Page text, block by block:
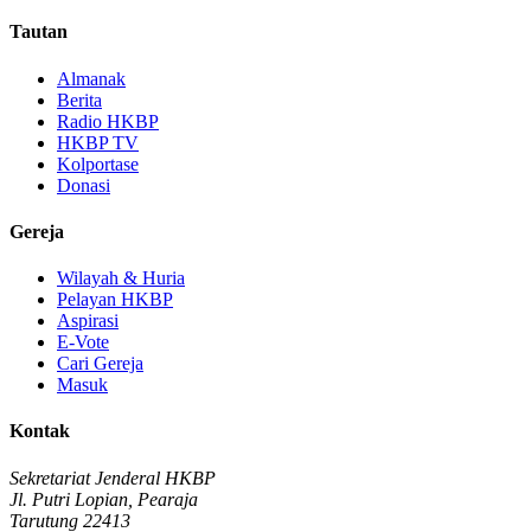
Tautan
Almanak
Berita
Radio HKBP
HKBP TV
Kolportase
Donasi
Gereja
Wilayah & Huria
Pelayan HKBP
Aspirasi
E-Vote
Cari Gereja
Masuk
Kontak
Sekretariat Jenderal HKBP
Jl. Putri Lopian, Pearaja
Tarutung 22413